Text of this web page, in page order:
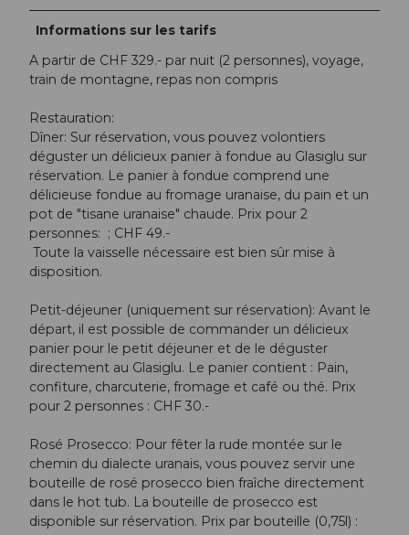
Informations sur les tarifs
A partir de CHF 329.- par nuit (2 personnes), voyage,
train de montagne, repas non compris
Restauration:
Dîner: Sur réservation, vous pouvez volontiers
déguster un délicieux panier à fondue au Glasiglu sur
réservation. Le panier à fondue comprend une
délicieuse fondue au fromage uranaise, du pain et un
pot de "tisane uranaise" chaude. Prix pour 2
personnes: ; CHF 49.-
Toute la vaisselle nécessaire est bien sûr mise à
disposition.
Petit-déjeuner (uniquement sur réservation): Avant le
départ, il est possible de commander un délicieux
panier pour le petit déjeuner et de le déguster
directement au Glasiglu. Le panier contient : Pain,
confiture, charcuterie, fromage et café ou thé. Prix
pour 2 personnes : CHF 30.-
Rosé Prosecco: Pour fêter la rude montée sur le
chemin du dialecte uranais, vous pouvez servir une
bouteille de rosé prosecco bien fraîche directement
dans le hot tub. La bouteille de prosecco est
disponible sur réservation. Prix par bouteille (0,75l) :